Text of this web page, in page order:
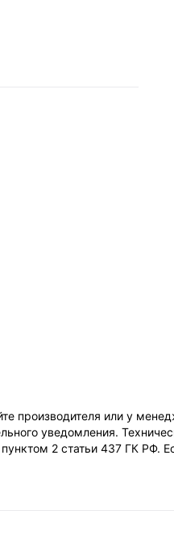
производителя или у
уведомления.
2 статьи 437 ГК